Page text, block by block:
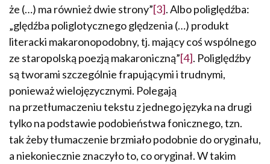
że (…) ma również dwie strony”[3]. Albo poliględźba:
„ględź­ba poliglotycznego ględzenia (…) produkt
literacki makaronopodobny, tj. mający coś wspólnego
ze staropolską poezją makaroniczną”[4]. Poliględźby
są tworami szczególnie frapującymi i trudnymi,
ponieważ wielojęzycznymi. Po­legają
na przetłumaczeniu tekstu z jednego języka na drugi
tylko na podstawie podobieństwa fonicznego, tzn.
tak żeby tłumaczenie brzmiało podobnie do oryginału,
a niekoniecznie znaczyło to, co oryginał. W takim